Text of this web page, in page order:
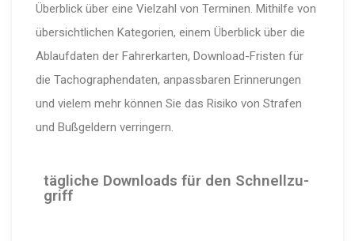
Überblick über eine Vielzahl von Terminen. Mithilfe von
übersicht­lichen Kategorien, einem Überblick über die
Ablaufdaten der Fahrer­karten, Download-Fristen für
die Tacho­gra­phen­daten, anpassbaren Erinne­rungen
und vielem mehr können Sie das Risiko von Strafen
und Bußgeldern verringern.
tägliche Downloads für den Schnell­zu­
griff